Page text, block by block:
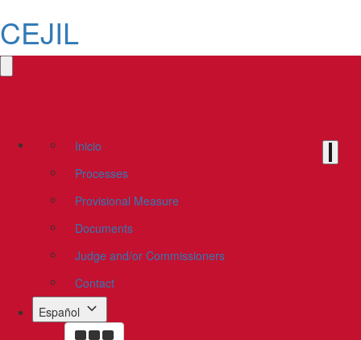
CEJIL
Inicio
Processes
Provisional Measure
Documents
Judge and/or Commissioners
Contact
Español